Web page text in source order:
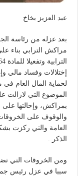
عبد العزيز بخاخ
بعد عزله من رئاسة
مراكش الترابي بناء
إختلالات وفساد مالي
لحماية المال العام
الموضوع التي لازالت
بمراكش، وإحالتها على
والوقوف على الخروقات
العامة والتي ركزت
الذكر .
ومن الخروقات التي
سببا في عزل رئيس